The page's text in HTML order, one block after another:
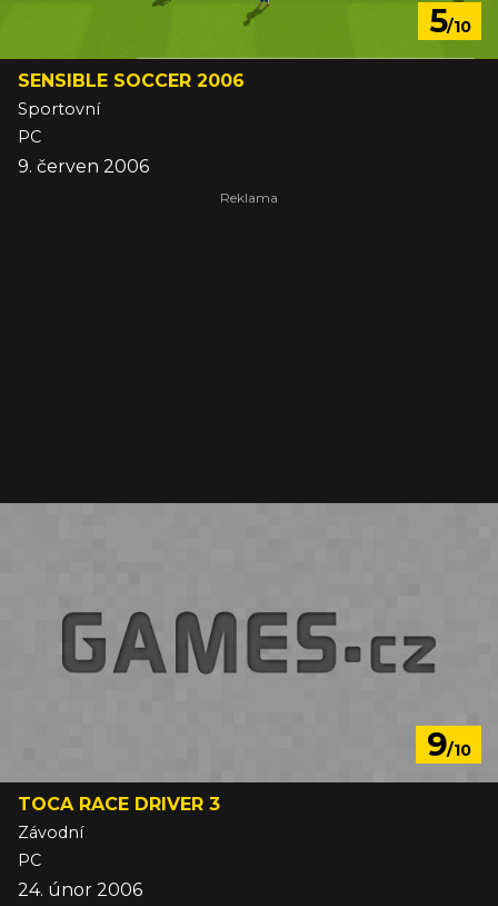
5/10
SENSIBLE SOCCER 2006
Sportovní
PC
9. červen 2006
9/10
TOCA RACE DRIVER 3
Závodní
PC
24. únor 2006